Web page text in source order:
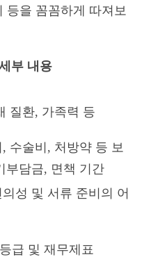
등을 꼼꼼하게 따져보
부 내용
질환, 가족력 등
수술비, 처방약 등 보
부담금, 면책 기간
성 및 서류 준비의 어
급 및 재무제표